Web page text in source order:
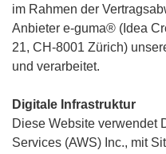
im Rahmen der
Anbieter e-guma® (Idea
21, CH-8001 Zürich)
und verarbeitet.
Digitale Infrastruktur
Diese Website verwendet
Services (AWS) Inc., mit